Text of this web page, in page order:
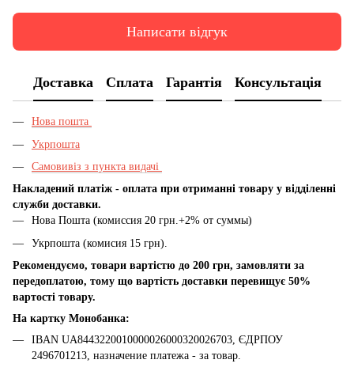
Написати відгук
Доставка Сплата Гарантія Консультація
Нова пошта
Укрпошта
Самовивіз з пункта видачі
Накладений платіж - оплата при отриманні товару у відділенні
служби доставки.
Нова Пошта (комиссия 20 грн.+2% от суммы)
Укрпошта (комисия 15 грн).
Рекомендуємо, товари вартістю до 200 грн, замовляти за
передоплатою, тому що вартість доставки перевищує 50%
вартості товару.
На картку Монобанка:
IBAN UA8443220010000026000320026703, ЄДРПОУ
2496701213, назначение платежа - за товар.